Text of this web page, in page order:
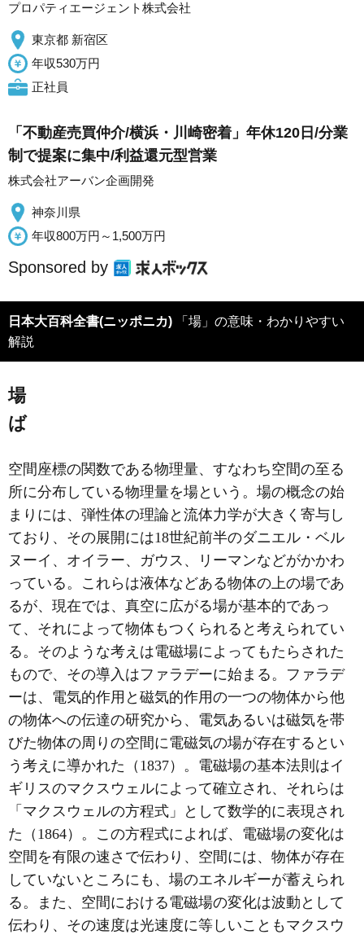
プロパティエージェント株式会社
東京都 新宿区
年収530万円
正社員
「不動産売買仲介/横浜・川崎密着」年休120日/分業
制で提案に集中/利益還元型営業
株式会社アーバン企画開発
神奈川県
年収800万円～1,500万円
Sponsored by
日本大百科全書(ニッポニカ)
解説
場
ば
空間座標の関数である物理量、すなわち空間の至る
所に分布している物理量を場という。場の概念の始
まりには、弾性体の理論と流体力学が大きく寄与し
ており、その展開には18世紀前半のダニエル・ベル
ヌーイ、オイラー、ガウス、リーマンなどがかかわ
っている。これらは液体などある物体の上の場であ
るが、現在では、真空に広がる場が基本的であっ
て、それによって物体もつくられると考えられてい
る。そのような考えは電磁場によってもたらされた
もので、その導入はファラデーに始まる。ファラデ
ーは、電気的作用と磁気的作用の一つの物体から他
の物体への伝達の研究から、電気あるいは磁気を帯
びた物体の周りの空間に電磁気の場が存在するとい
う考えに導かれた（1837）。電磁場の基本法則はイ
ギリスのマクスウェルによって確立され、それらは
「マクスウェルの方程式」として数学的に表現され
た（1864）。この方程式によれば、電磁場の変化は
空間を有限の速さで伝わり、空間には、物体が存在
していないところにも、場のエネルギーが蓄えられ
る。また、空間における電磁場の変化は波動として
伝わり、その速度は光速度に等しいこともマクスウ